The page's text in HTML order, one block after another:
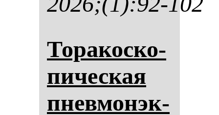
То­ра­кос­ко­
пи­чес­кая
пнев­мо­нэк­